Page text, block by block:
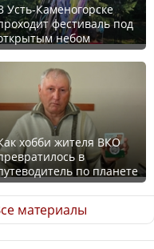
ли представлены
регионов в
төменгі жалақы,
экология: жеті
сайлаушылармен
талқылап жатыр?
Усть-Каменогорске
фестиваль под
небом
хобби жителя ВКО
в
по планете
материалы